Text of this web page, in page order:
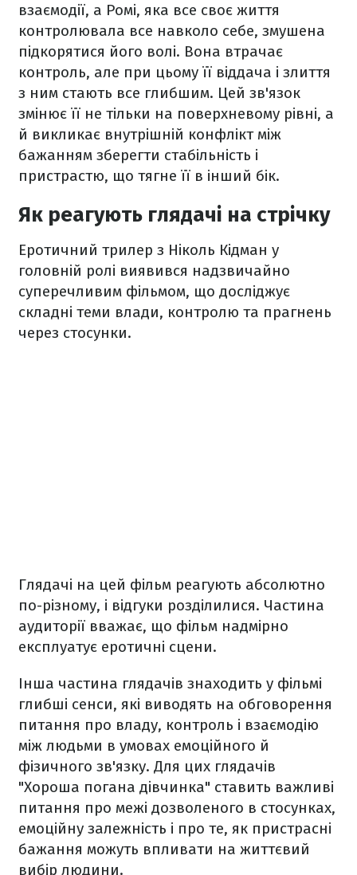
взаємодії, а Ромі, яка все своє життя
контролювала все навколо себе, змушена
підкорятися його волі. Вона втрачає
контроль, але при цьому її віддача і злиття
з ним стають все глибшим. Цей зв'язок
змінює її не тільки на поверхневому рівні, а
й викликає внутрішній конфлікт між
бажанням зберегти стабільність і
пристрастю, що тягне її в інший бік.
Як реагують глядачі на стрічку
Еротичний трилер з Ніколь Кідман у
головній ролі виявився надзвичайно
суперечливим фільмом, що досліджує
складні теми влади, контролю та прагнень
через стосунки.
Глядачі на цей фільм реагують абсолютно
по-різному, і відгуки розділилися. Частина
аудиторії вважає, що фільм надмірно
експлуатує еротичні сцени.
Інша частина глядачів знаходить у фільмі
глибші сенси, які виводять на обговорення
питання про владу, контроль і взаємодію
між людьми в умовах емоційного й
фізичного зв'язку. Для цих глядачів
"Хороша погана дівчинка" ставить важливі
питання про межі дозволеного в стосунках,
емоційну залежність і про те, як пристрасні
бажання можуть впливати на життєвий
вибір людини.